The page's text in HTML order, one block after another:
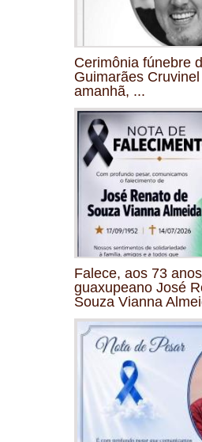
Cerimônia fúnebre
Guimarães
amanhã, ...
Falece, aos 73
guaxupeano José
Souza Vianna